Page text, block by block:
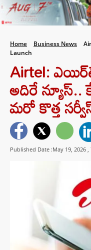
Home Business News
Launch
Airtel:
అదిరే న్యూస్..
మరో కొత్త
Published Date :May 19, 2026 ,